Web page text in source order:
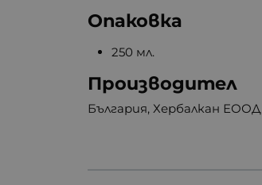
Опаковка
250 мл.
Производител
България, Хербалкан ЕООД